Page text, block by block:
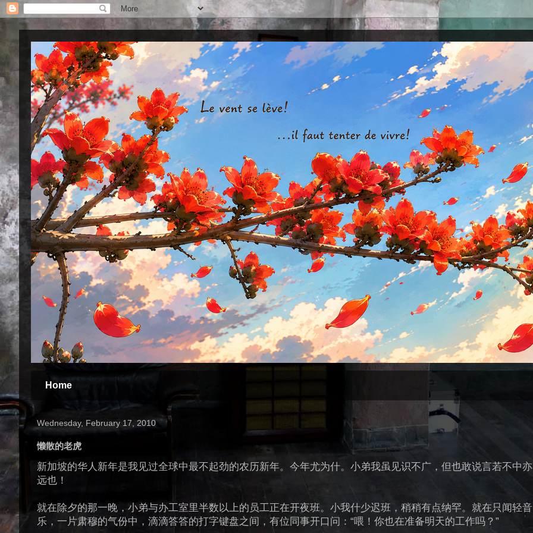
Home
Wednesday, February 17, 2010
懒散的老虎
新加坡的华人新年是我见过全球中最不起劲的农历新年。今年尤为什。小弟我虽见识不广，但也敢说言若不中
远也！
就在除夕的那一晚，小弟与办工室里半数以上的员工正在开夜班。小我什少迟班，稍稍有点纳罕。就在只闻轻音
乐，一片肃穆的气份中，滴滴答答的打字键盘之间，有位同事开口问：“喂！你也在准备明天的工作吗？”